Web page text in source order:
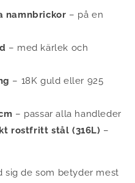
namnbrickor – på en
– med kärlek och
– 18K guld eller 925
– passar alla handleder
rostfritt stål (316L) –
sig de som betyder mest